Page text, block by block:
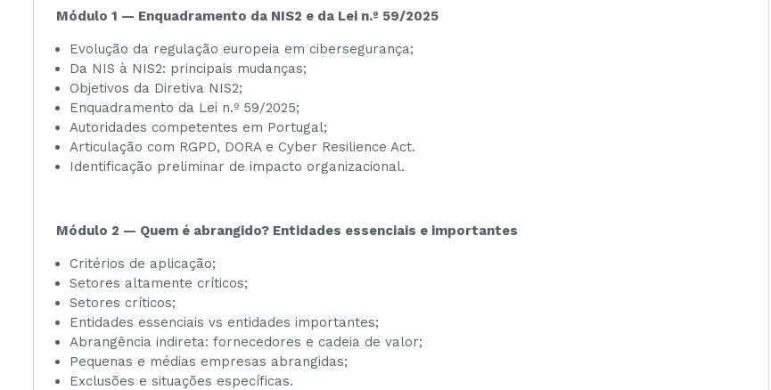
Módulo 1 — Enquadramento da NIS2 e da Lei n.º 59/2025
Evolução da regulação europeia em cibersegurança;
Da NIS à NIS2: principais mudanças;
Objetivos da Diretiva NIS2;
Enquadramento da Lei n.º 59/2025;
Autoridades competentes em Portugal;
Articulação com RGPD, DORA e Cyber Resilience Act.
Identificação preliminar de impacto organizacional.
Módulo 2 — Quem é abrangido? Entidades essenciais e importantes
Critérios de aplicação;
Setores altamente críticos;
Setores críticos;
Entidades essenciais vs entidades importantes;
Abrangência indireta: fornecedores e cadeia de valor;
Pequenas e médias empresas abrangidas;
Exclusões e situações específicas.